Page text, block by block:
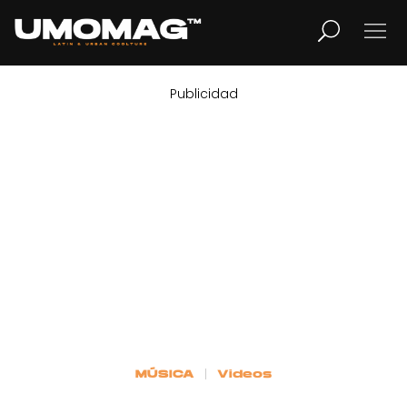
LIFESTYLE
Publicidad
MÚSICA Videos